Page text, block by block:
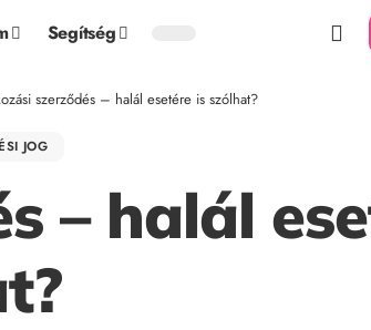
Segítség
szerződés – halál esetére is szólhat?
JOG
– halál